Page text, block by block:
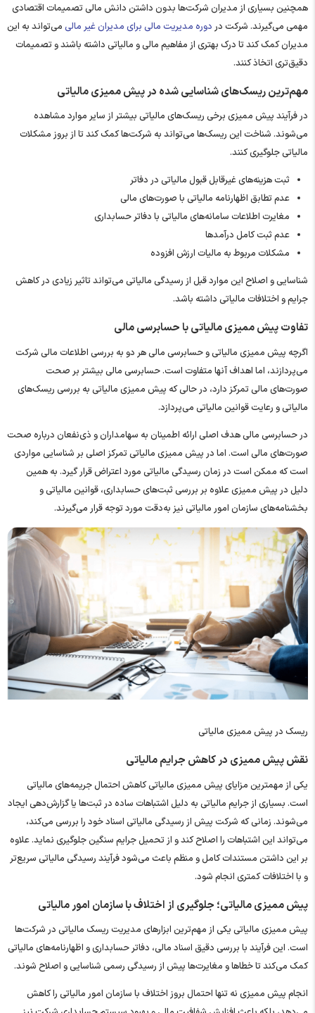
همچنین بسیاری از مدیران شرکت‌ها بدون داشتن دانش مالی تصمیمات اقتصادی
مهمی می‌گیرند. شرکت در دوره مدیریت مالی برای مدیران غیر مالیمی‌تواند به این
مدیران کمک کند تا درک بهتری از مفاهیم مالی و مالیاتی داشته باشند و تصمیمات
دقیق‌تری اتخاذ کنند.
مهم‌ترین ریسک‌های شناسایی شده در پیش ممیزی مالیاتی
در فرآیند پیش ممیزی برخی ریسک‌های مالیاتی بیشتر از سایر موارد مشاهده
می‌شوند. شناخت این ریسک‌ها می‌تواند به شرکت‌ها کمک کند تا از بروز مشکلات
مالیاتی جلوگیری کنند.
ثبت هزینه‌های غیرقابل قبول مالیاتی در دفاتر
عدم تطابق اظهارنامه مالیاتی با صورت‌های مالی
مغایرت اطلاعات سامانه‌های مالیاتی با دفاتر حسابداری
عدم ثبت کامل درآمدها
مشکلات مربوط به مالیات ارزش افزوده
شناسایی و اصلاح این موارد قبل از رسیدگی مالیاتی می‌تواند تاثیر زیادی در کاهش
جرایم و اختلافات مالیاتی داشته باشد.
تفاوت پیش ممیزی مالیاتی با حسابرسی مالی
اگرچه پیش ممیزی مالیاتی و حسابرسی مالی هر دو به بررسی اطلاعات مالی شرکت
می‌پردازند، اما اهداف آ‌نها متفاوت است. حسابرسی مالی بیشتر بر صحت
صورت‌های مالی تمرکز دارد، در حالی که پیش ممیزی مالیاتی به بررسی ریسک‌های
مالیاتی و رعایت قوانین مالیاتی می‌پردازد.
در حسابرسی مالی هدف اصلی ارائه اطمینان به سهامداران و ذی‌نفعان درباره صحت
صورت‌های مالی است. اما در پیش ممیزی مالیاتی تمرکز اصلی بر شناسایی مواردی
است که ممکن است در زمان رسیدگی مالیاتی مورد اعتراض قرار گیرد. به همین
دلیل در پیش ممیزی علاوه بر بررسی ثبت‌های حسابداری، قوانین مالیاتی و
بخشنامه‌های سازمان امور مالیاتی نیز به‌دقت مورد توجه قرار می‌گیرند.
ریسک در پیش ممیزی مالیاتی
نقش پیش ممیزی در کاهش جرایم مالیاتی
یکی از مهمترین مزایای پیش ممیزی مالیاتی کاهش احتمال جریمه‌های مالیاتی
است. بسیاری از جرایم مالیاتی به دلیل اشتباهات ساده در ثبت‌ها یا گزارش‌دهی ایجاد
می‌شوند. زمانی که شرکت پیش از رسیدگی مالیاتی اسناد خود را بررسی می‌کند،
می‌تواند این اشتباهات را اصلاح کند و از تحمیل جرایم سنگین جلوگیری نماید. علاوه
بر این داشتن مستندات کامل و منظم باعث می‌شود فرآیند رسیدگی مالیاتی سریع‌تر
و با اختلافات کمتری انجام شود.
پیش ممیزی مالیاتی؛ جلوگیری از اختلاف با سازمان امور مالیاتی
پیش ممیزی مالیاتی یکی از مهم‌ترین ابزارهای مدیریت ریسک مالیاتی در شرکت‌ها
است. این فرآیند با بررسی دقیق اسناد مالی، دفاتر حسابداری و اظهارنامه‌های مالیاتی
کمک می‌کند تا خطاها و مغایرت‌ها پیش از رسیدگی رسمی شناسایی و اصلاح شوند.
انجام پیش ممیزی نه‌ تنها احتمال بروز اختلاف با سازمان امور مالیاتی را کاهش